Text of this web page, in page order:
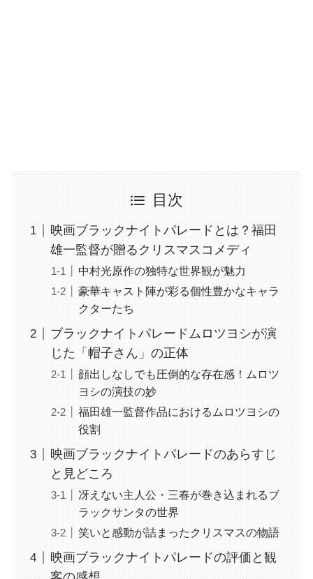
目次
映画ブラックナイトパレードとは？福田
雄一監督が贈るクリスマスコメディ
中村光原作の独特な世界観が魅力
豪華キャスト陣が彩る個性豊かなキャラ
クターたち
ブラックナイトパレードムロツヨシが演
じた「帽子さん」の正体
顔出しなしでも圧倒的な存在感！ムロツ
ヨシの演技の妙
福田雄一監督作品におけるムロツヨシの
役割
映画ブラックナイトパレードのあらすじ
と見どころ
冴えない主人公・三春が巻き込まれるブ
ラックサンタの世界
笑いと感動が詰まったクリスマスの物語
映画ブラックナイトパレードの評価と観